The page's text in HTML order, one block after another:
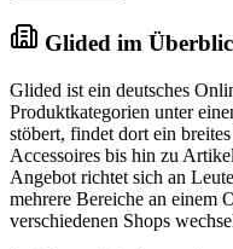
Glided im
Glided ist ein deutsches
Produktkategorien unter
stöbert, findet dort ein
Accessoires bis hin zu
Angebot richtet sich an
mehrere Bereiche an einem
verschiedenen Shops